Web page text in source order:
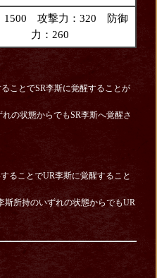
1500 攻撃力：320 防御
力：260
ことでSR李斯に覚醒することが
の状態からでもSR李斯へ覚醒さ
ることでUR李斯に覚醒すること
斯所持のいずれの状態からでもUR